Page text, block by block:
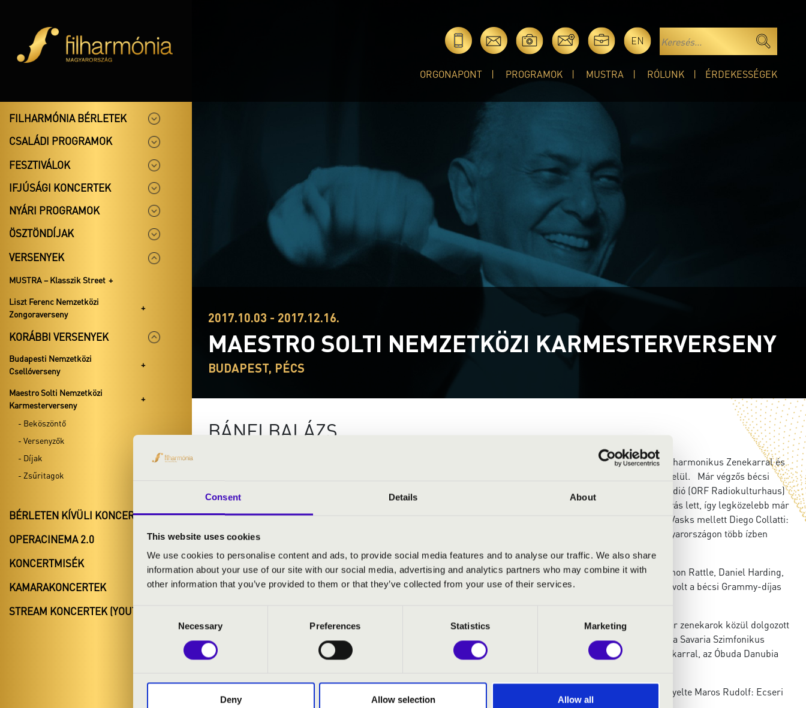
Consent Details About
This website uses cookies
We use cookies to personalise content and ads, to provide social media features and to analyse our traffic. We also share
information about your use of our site with our social media, advertising and analytics partners who may combine it with
other information that you’ve provided to them or that they’ve collected from your use of their services.
Consent
Necessary Preferences Statistics Marketing
Deny Allow selection Allow all
EN
ORGONAPONT PROGRAMOK MUSTRA RÓLUNK ÉRDEKESSÉGEK
FILHARMÓNIA BÉRLETEK
CSALÁDI PROGRAMOK
FESZTIVÁLOK
IFJÚSÁGI KONCERTEK
NYÁRI PROGRAMOK
ÖSZTÖNDÍJAK
VERSENYEK
MUSTRA – Klasszik Street
Liszt Ferenc Nemzetközi
Zongoraverseny
KORÁBBI VERSENYEK
Budapesti Nemzetközi
Csellóverseny
Maestro Solti Nemzetközi
Karmesterverseny
- Beköszöntő
- Versenyzők
- Díjak
- Zsűritagok
BÉRLETEN KÍVÜLI KONCERTEK
OPERACINEMA 2.0
KONCERTMISÉK
KAMARAKONCERTEK
STREAM KONCERTEK (YOUTUBE)
2017.10.03 - 2017.12.16.
MAESTRO SOLTI NEMZETKÖZI KARMESTERVERSENY
BUDAPEST, PÉCS
BÁNFI BALÁZS
Bánfi Balázs 2017-ben kirobbanó sikerrel debütált Kanadában a Calgary Filharmonikus Zenekarral és
a Kanadai Strauß Szimfonikusokkal a Salute to Vienna produkció keretein belül. Már végzős bécsi
zeneakadémistaként a Wiener KammerOrchester-t vezényelte az osztrák rádió (ORF Radiokulturhaus)
koncertstúdiójában. Nagy sikerének folyománya egy azonnali, újabb meghívás lett, így legközelebb már
a bécsi Konzerthaus-ban állt a zenekar pultjánál, ahol Mozart, Debussy és Vasks mellett Diego Collatti:
Három darab vonószenekarra c. darabjának ősbemutatóját vezényelte. Magyarországon több ízben
Egyetemi tanulmányai mellett a legnagyobb mesterek: Zubin Mehta, Sir Simon Rattle, Daniel Harding,
Eötvös Péter, Bertrand de Billy, David Zinman kurzusain vett részt, és tagja volt a bécsi Grammy-díjas
2011–2014 között a Szolnoki Szimfonikus Zenekar karmestere volt. A magyar zenekarok közül dolgozott
továbbá a MÁV Szimfonikusokzenekarral, a Budafoki Dohnányi Zenekarral, a Savaria Szimfonikus
Zenekarral, a Zuglói Filharmóniával – Szent István Király Szimfonikus Zenekarral, az Óbuda Danubia
2011-ben a Magyar Állami Népi Együttes 60 éves Jubileumi Gáláján ő vezényelte Maros Rudolf: Ecseri